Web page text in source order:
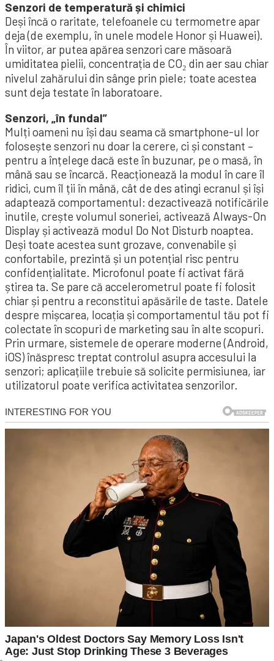
Senzori de temperatură și chimici
Deși încă o raritate, telefoanele cu termometre apar
deja (de exemplu, în unele modele Honor și Huawei).
În viitor, ar putea apărea senzori care măsoară
umiditatea pielii, concentrația de CO₂ din aer sau chiar
nivelul zahărului din sânge prin piele; toate acestea
sunt deja testate în laboratoare.
Senzori, „în fundal”
Mulți oameni nu își dau seama că smartphone-ul lor
folosește senzori nu doar la cerere, ci și constant –
pentru a înțelege dacă este în buzunar, pe o masă, în
mână sau se încarcă. Reacționează la modul în care îl
ridici, cum îl ții în mână, cât de des atingi ecranul și își
adaptează comportamentul: dezactivează notificările
inutile, crește volumul soneriei, activează Always-On
Display și activează modul Do Not Disturb noaptea.
Deși toate acestea sunt grozave, convenabile și
confortabile, prezintă și un potențial risc pentru
confidențialitate. Microfonul poate fi activat fără
știrea ta. Se pare că accelerometrul poate fi folosit
chiar și pentru a reconstitui apăsările de taste. Datele
despre mișcarea, locația și comportamentul tău pot fi
colectate în scopuri de marketing sau în alte scopuri.
Prin urmare, sistemele de operare moderne (Android,
iOS) înăspresc treptat controlul asupra accesului la
senzori; aplicațiile trebuie să solicite permisiunea, iar
utilizatorul poate verifica activitatea senzorilor.